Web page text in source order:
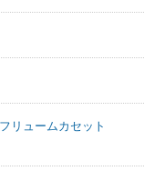
リュームカセット